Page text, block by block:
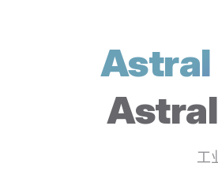
Astral
工